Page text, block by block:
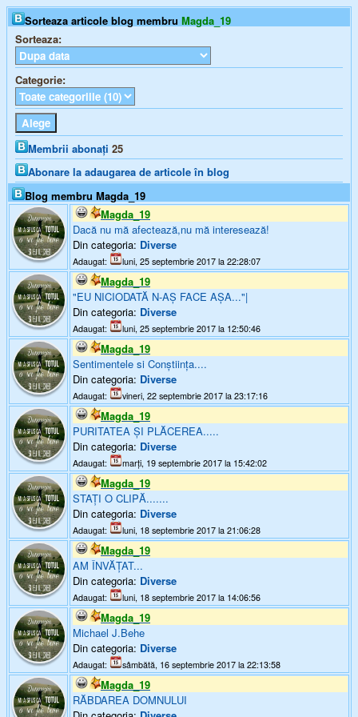
Sorteaza articole blog membru Magda_19
Sorteaza:
Categorie:
Membrii abonați 25
Abonare la adaugarea de articole în blog
Blog membru Magda_19
Magda_19
Dacă nu mă afectează,nu mă interesează!
Din categoria: Diverse
Adaugat: luni, 25 septembrie 2017 la 22:28:07
Magda_19
"EU NICIODATĂ N-AȘ FACE AȘA..."|
Din categoria: Diverse
Adaugat: luni, 25 septembrie 2017 la 12:50:46
Magda_19
Sentimentele si Conștiința....
Din categoria: Diverse
Adaugat: vineri, 22 septembrie 2017 la 23:17:16
Magda_19
PURITATEA ȘI PLĂCEREA.....
Din categoria: Diverse
Adaugat: marți, 19 septembrie 2017 la 15:42:02
Magda_19
STAȚI O CLIPĂ.......
Din categoria: Diverse
Adaugat: luni, 18 septembrie 2017 la 21:06:28
Magda_19
AM ÎNVĂȚAT...
Din categoria: Diverse
Adaugat: luni, 18 septembrie 2017 la 14:06:56
Magda_19
Michael J.Behe
Din categoria: Diverse
Adaugat: sâmbătă, 16 septembrie 2017 la 22:13:58
Magda_19
RĂBDAREA DOMNULUI